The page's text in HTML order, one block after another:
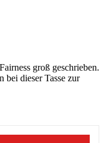
groß geschrieben.
bei dieser Tasse zur